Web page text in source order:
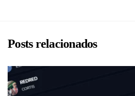
Posts relacionados